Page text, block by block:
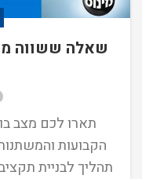
שאלה ששווה
תארו לכם מצב
הקבועות
תהליך לבניית